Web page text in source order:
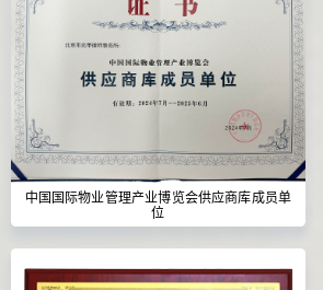
中国国际物业管理产业博览会供应商库成员单
位